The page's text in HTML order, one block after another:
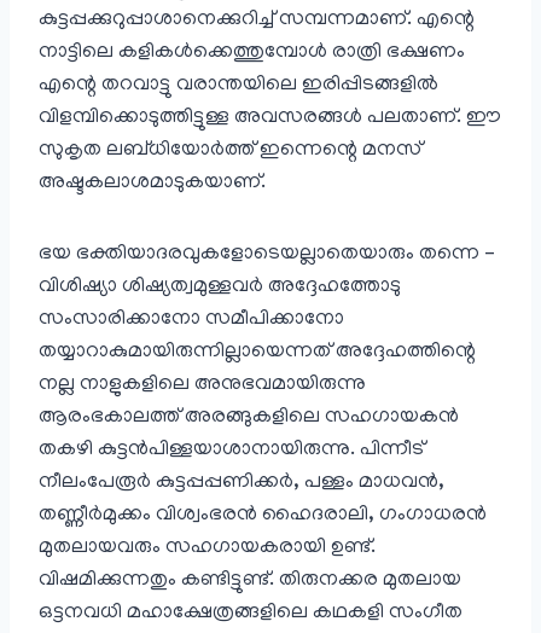
കുട്ടപ്പക്കുറുപ്പാശാനെക്കുറിച്ച് സമ്പന്നമാണ്. എന്റെ
നാട്ടിലെ കളികൾക്കെത്തുമ്പോൾ രാത്രി ഭക്ഷണം
എന്റെ തറവാട്ടു വരാന്തയിലെ ഇരിപ്പിടങ്ങളിൽ
വിളമ്പിക്കൊടുത്തിട്ടുള്ള അവസരങ്ങൾ പലതാണ്. ഈ
സുകൃത ലബ്ധിയോർത്ത് ഇന്നെന്റെ മനസ്
അഷ്ടകലാശമാടുകയാണ്.
ഭയ ഭക്തിയാദരവുകളോടെയല്ലാതെയാരും തന്നെ –
വിശിഷ്യാ ശിഷ്യത്വമുള്ളവർ അദ്ദേഹത്തോടു
സംസാരിക്കാനോ സമീപിക്കാനോ
തയ്യാറാകുമായിരുന്നില്ലായെന്നത് അദ്ദേഹത്തിന്റെ
നല്ല നാളുകളിലെ അനുഭവമായിരുന്നു
ആരംഭകാലത്ത് അരങ്ങുകളിലെ സഹഗായകൻ
തകഴി കുട്ടൻപിള്ളയാശാനായിരുന്നു. പിന്നീട്
നീലംപേരൂർ കുട്ടപ്പപ്പണിക്കർ, പള്ളം മാധവൻ,
തണ്ണീർമുക്കം വിശ്വംഭരൻ ഹൈദരാലി, ഗംഗാധരൻ
മുതലായവരും സഹഗായകരായി ഉണ്ട്.
വിഷമിക്കുന്നതും കണ്ടിട്ടുണ്ട്. തിരുനക്കര മുതലായ
ഒട്ടനവധി മഹാക്ഷേത്രങ്ങളിലെ കഥകളി സംഗീത